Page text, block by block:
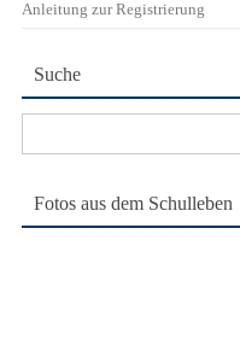
Anleitung zur Registrierung
Suche
nach:
Fotos aus dem Schulleben